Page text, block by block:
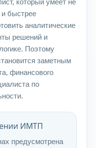
который умеет не
и быстрее
аналитические
решений и
Поэтому
заметным
финансового
по
ИМТП
предусмотрена